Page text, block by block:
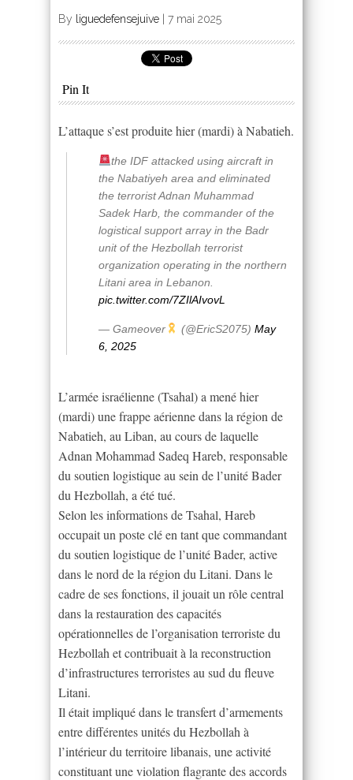
By liguedefensejuive 7 mai 2025
Pin It
L’attaque s’est produite hier (mardi) à Nabatieh.
the IDF attacked using aircraft in
the Nabatiyeh area and eliminated
the terrorist Adnan Muhammad
Sadek Harb, the commander of the
logistical support array in the Badr
unit of the Hezbollah terrorist
organization operating in the northern
Litani area in Lebanon.
pic.twitter.com/7ZIlAIvovL
— Gameover (@EricS2075) May
6, 2025
L’armée israélienne (Tsahal) a mené hier
(mardi) une frappe aérienne dans la région de
Nabatieh, au Liban, au cours de laquelle
Adnan Mohammad Sadeq Hareb, responsable
du soutien logistique au sein de l’unité Bader
du Hezbollah, a été tué.
Selon les informations de Tsahal, Hareb
occupait un poste clé en tant que commandant
du soutien logistique de l’unité Bader, active
dans le nord de la région du Litani. Dans le
cadre de ses fonctions, il jouait un rôle central
dans la restauration des capacités
opérationnelles de l’organisation terroriste du
Hezbollah et contribuait à la reconstruction
d’infrastructures terroristes au sud du fleuve
Litani.
Il était impliqué dans le transfert d’armements
entre différentes unités du Hezbollah à
l’intérieur du territoire libanais, une activité
constituant une violation flagrante des accords